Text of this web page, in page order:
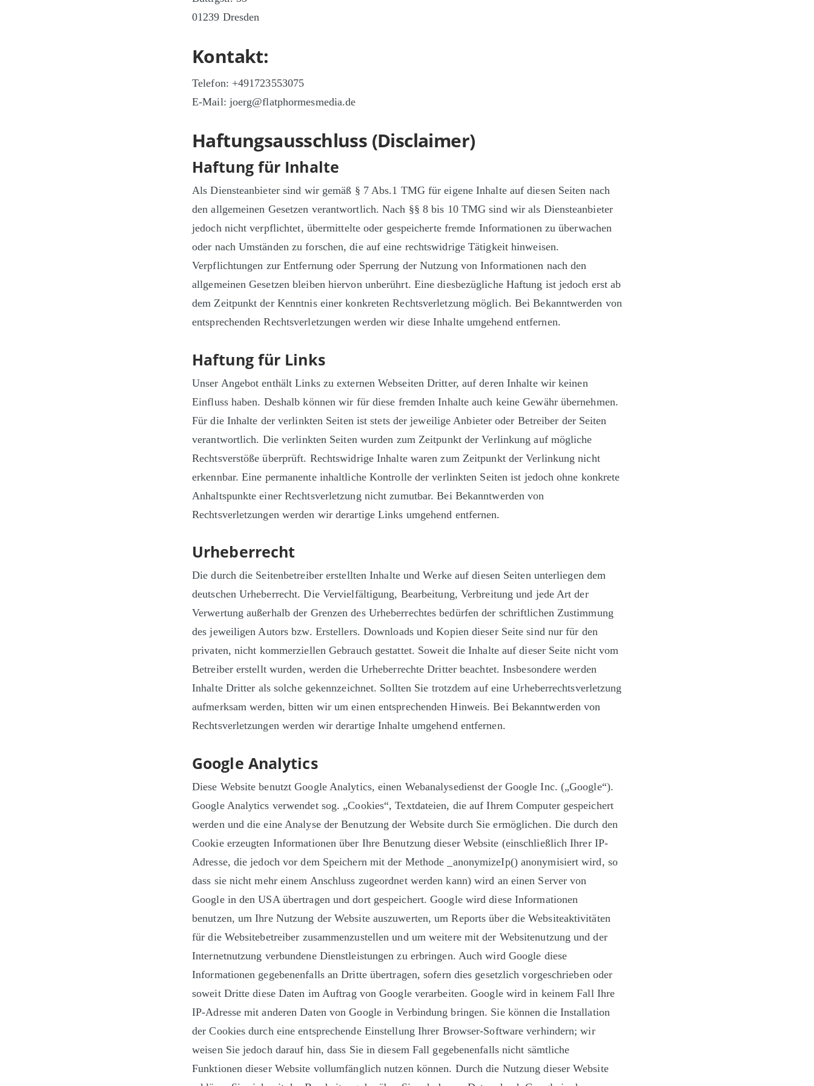
01239 Dresden
Kontakt:
Telefon: +491723553075
E-Mail: joerg@flatphormesmedia.de
Haftungsausschluss (Disclaimer)
Haftung für Inhalte
Als Diensteanbieter sind wir gemäß § 7 Abs.1 TMG für eigene Inhalte auf diesen Seiten nach
den allgemeinen Gesetzen verantwortlich. Nach §§ 8 bis 10 TMG sind wir als Diensteanbieter
jedoch nicht verpflichtet, übermittelte oder gespeicherte fremde Informationen zu überwachen
oder nach Umständen zu forschen, die auf eine rechtswidrige Tätigkeit hinweisen.
Verpflichtungen zur Entfernung oder Sperrung der Nutzung von Informationen nach den
allgemeinen Gesetzen bleiben hiervon unberührt. Eine diesbezügliche Haftung ist jedoch erst ab
dem Zeitpunkt der Kenntnis einer konkreten Rechtsverletzung möglich. Bei Bekanntwerden von
entsprechenden Rechtsverletzungen werden wir diese Inhalte umgehend entfernen.
Haftung für Links
Unser Angebot enthält Links zu externen Webseiten Dritter, auf deren Inhalte wir keinen
Einfluss haben. Deshalb können wir für diese fremden Inhalte auch keine Gewähr übernehmen.
Für die Inhalte der verlinkten Seiten ist stets der jeweilige Anbieter oder Betreiber der Seiten
verantwortlich. Die verlinkten Seiten wurden zum Zeitpunkt der Verlinkung auf mögliche
Rechtsverstöße überprüft. Rechtswidrige Inhalte waren zum Zeitpunkt der Verlinkung nicht
erkennbar. Eine permanente inhaltliche Kontrolle der verlinkten Seiten ist jedoch ohne konkrete
Anhaltspunkte einer Rechtsverletzung nicht zumutbar. Bei Bekanntwerden von
Rechtsverletzungen werden wir derartige Links umgehend entfernen.
Urheberrecht
Die durch die Seitenbetreiber erstellten Inhalte und Werke auf diesen Seiten unterliegen dem
deutschen Urheberrecht. Die Vervielfältigung, Bearbeitung, Verbreitung und jede Art der
Verwertung außerhalb der Grenzen des Urheberrechtes bedürfen der schriftlichen Zustimmung
des jeweiligen Autors bzw. Erstellers. Downloads und Kopien dieser Seite sind nur für den
privaten, nicht kommerziellen Gebrauch gestattet. Soweit die Inhalte auf dieser Seite nicht vom
Betreiber erstellt wurden, werden die Urheberrechte Dritter beachtet. Insbesondere werden
Inhalte Dritter als solche gekennzeichnet. Sollten Sie trotzdem auf eine Urheberrechtsverletzung
aufmerksam werden, bitten wir um einen entsprechenden Hinweis. Bei Bekanntwerden von
Rechtsverletzungen werden wir derartige Inhalte umgehend entfernen.
Google Analytics
Diese Website benutzt Google Analytics, einen Webanalysedienst der Google Inc. („Google“).
Google Analytics verwendet sog. „Cookies“, Textdateien, die auf Ihrem Computer gespeichert
werden und die eine Analyse der Benutzung der Website durch Sie ermöglichen. Die durch den
Cookie erzeugten Informationen über Ihre Benutzung dieser Website (einschließlich Ihrer IP-
Adresse, die jedoch vor dem Speichern mit der Methode _anonymizeIp() anonymisiert wird, so
dass sie nicht mehr einem Anschluss zugeordnet werden kann) wird an einen Server von
Google in den USA übertragen und dort gespeichert. Google wird diese Informationen
benutzen, um Ihre Nutzung der Website auszuwerten, um Reports über die Websiteaktivitäten
für die Websitebetreiber zusammenzustellen und um weitere mit der Websitenutzung und der
Internetnutzung verbundene Dienstleistungen zu erbringen. Auch wird Google diese
Informationen gegebenenfalls an Dritte übertragen, sofern dies gesetzlich vorgeschrieben oder
soweit Dritte diese Daten im Auftrag von Google verarbeiten. Google wird in keinem Fall Ihre
IP-Adresse mit anderen Daten von Google in Verbindung bringen. Sie können die Installation
der Cookies durch eine entsprechende Einstellung Ihrer Browser-Software verhindern; wir
weisen Sie jedoch darauf hin, dass Sie in diesem Fall gegebenenfalls nicht sämtliche
Funktionen dieser Website vollumfänglich nutzen können. Durch die Nutzung dieser Website